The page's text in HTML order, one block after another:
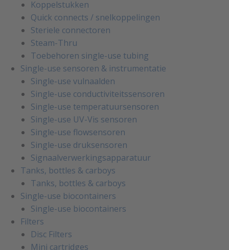
Koppelstukken
Quick connects / snelkoppelingen
Steriele connectoren
Steam-Thru
Toebehoren single-use tubing
Single-use sensoren & instrumentatie
Single-use vulnaalden
Single-use conductiviteitssensoren
Single-use temperatuursensoren
Single-use UV-Vis sensoren
Single-use flowsensoren
Single-use druksensoren
Signaalverwerkingsapparatuur
Tanks, bottles & carboys
Tanks, bottles & carboys
Single-use biocontainers
Single-use biocontainers
Filters
Disc Filters
Mini cartridges